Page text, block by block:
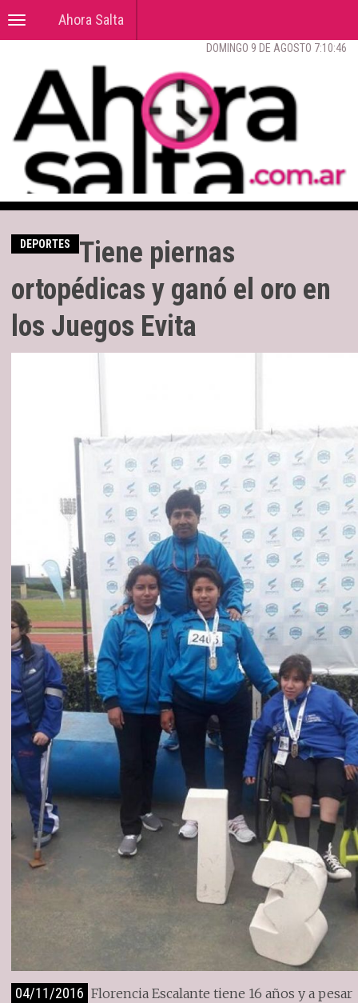
Toggle
navigation
Ahora Salta
DOMINGO 9 DE AGOSTO 7:10:48
DEPORTES
Tiene piernas
ortopédicas y ganó el oro en
los Juegos Evita
04/11/2016 Florencia Escalante tiene 16 años y a pesar